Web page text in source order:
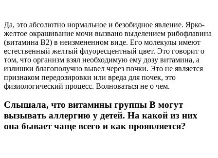
Да, это абсолютно нормальное и безобидное явление. Ярко-
желтое окрашивание мочи вызвано выделением рибофлавина
(витамина B2) в неизмененном виде. Его молекулы имеют
естественный желтый флуоресцентный цвет. Это говорит о
том, что организм взял необходимую ему дозу витамина, а
излишки благополучно вывел через почки. Это не является
признаком передозировки или вреда для почек, это
физиологический процесс. Волноваться не о чем.
Слышала, что витамины группы B могут
вызывать аллергию у детей. На какой из них
она бывает чаще всего и как проявляется?